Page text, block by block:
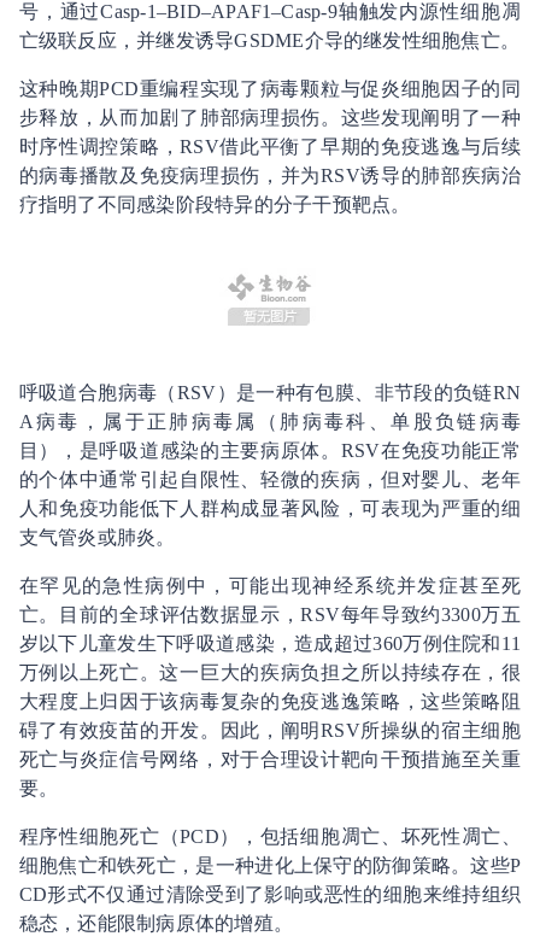
号，通过Casp-1–BID–APAF1–Casp-9轴触发内源性细胞凋
亡级联反应，并继发诱导GSDME介导的继发性细胞焦亡。
这种晚期PCD重编程实现了病毒颗粒与促炎细胞因子的同
步释放，从而加剧了肺部病理损伤。这些发现阐明了一种
时序性调控策略，RSV借此平衡了早期的免疫逃逸与后续
的病毒播散及免疫病理损伤，并为RSV诱导的肺部疾病治
疗指明了不同感染阶段特异的分子干预靶点。
呼吸道合胞病毒（RSV）是一种有包膜、非节段的负链RN
A病毒，属于正肺病毒属（肺病毒科、单股负链病毒
目），是呼吸道感染的主要病原体。RSV在免疫功能正常
的个体中通常引起自限性、轻微的疾病，但对婴儿、老年
人和免疫功能低下人群构成显著风险，可表现为严重的细
支气管炎或肺炎。
在罕见的急性病例中，可能出现神经系统并发症甚至死
亡。目前的全球评估数据显示，RSV每年导致约3300万五
岁以下儿童发生下呼吸道感染，造成超过360万例住院和11
万例以上死亡。这一巨大的疾病负担之所以持续存在，很
大程度上归因于该病毒复杂的免疫逃逸策略，这些策略阻
碍了有效疫苗的开发。因此，阐明RSV所操纵的宿主细胞
死亡与炎症信号网络，对于合理设计靶向干预措施至关重
要。
程序性细胞死亡（PCD），包括细胞凋亡、坏死性凋亡、
细胞焦亡和铁死亡，是一种进化上保守的防御策略。这些P
CD形式不仅通过清除受到了影响或恶性的细胞来维持组织
稳态，还能限制病原体的增殖。